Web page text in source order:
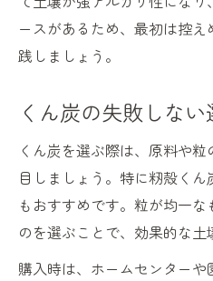
ースがあるため、最初は控
践しましょう。
くん炭の失敗しな
くん炭を選ぶ際は、原料や
目しましょう。特に籾殻く
もおすすめです。粒が均一
のを選ぶことで、効果的な土
購入時は、ホームセンター